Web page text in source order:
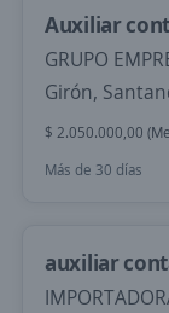
Auxiliar
GRUPO
Girón,
$ 2.050.000,00
Más de 30 días
auxiliar